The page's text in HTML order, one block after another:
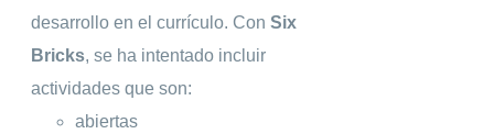
desarrollo en el currículo. ConSix
Bricks, se ha intentado incluir
actividades que son:
abiertas